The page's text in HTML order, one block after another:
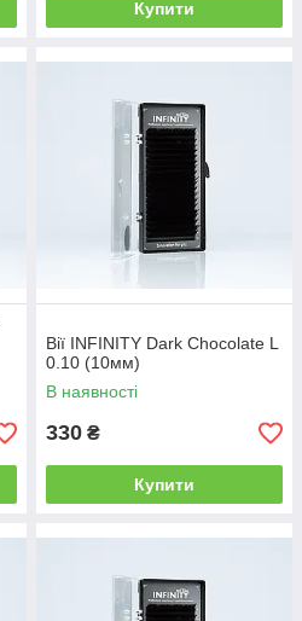
Купити
Вії INFINITY Dark Chocolate L
0.10 (10мм)
В наявності
330 ₴
Купити